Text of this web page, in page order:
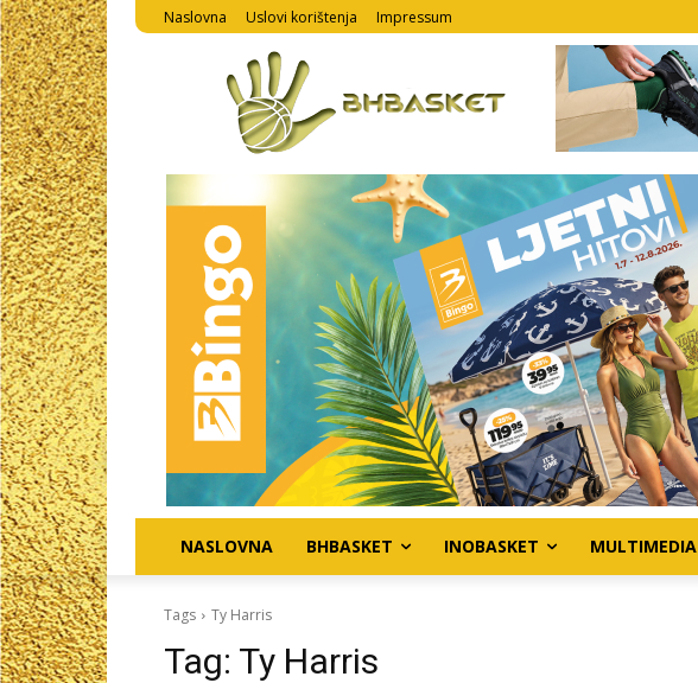
Naslovna Uslovi korištenja Impressum
NASLOVNA BHBASKET INOBASKET MULTIMEDIA
Tags Ty Harris
Tag: Ty Harris